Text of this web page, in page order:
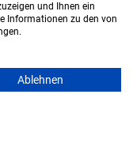
und Ihnen ein
Informationen zu den von
Ablehnen